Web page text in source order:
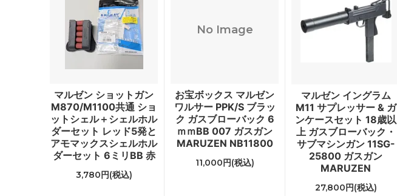
マルゼン ショットガン
M870/M1100共通 ショ
ットシェル＋シェルホル
ダーセット レッド5発と
アモマックスシェルホル
ダーセット 6ミリBB 赤
3,780円(税込)
No Image
お宝ボックス マルゼン
ワルサー PPK/S ブラッ
ク ガスブローバック 6
ｍｍBB 007 ガスガン
MARUZEN NB11800
11,000円(税込)
マルゼン イングラム
M11 サプレッサー & ガ
ンケースセット 18歳以
上 ガスブローバック・
サブマシンガン 11SG-
25800 ガスガン
MARUZEN
27,800円(税込)